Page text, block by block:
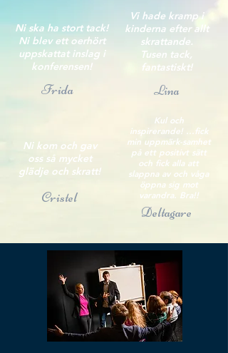
Ni ska ha stort tack!
Ni blev ett oerhört
uppskattat inslag i
konferensen!
Frida
Vi hade kramp i
kinderna efter allt
skrattande.
Tusen tack,
fantastiskt!
Lina
Ni kom och gav
oss så mycket
glädje och skratt!
Cristel
Kul och
inspirerande! ...fick
min uppmärk-samhet
på ett positivt sätt
och fick alla att
slappna av och våga
öppna sig mot
varandra. Bra!!
Deltagare